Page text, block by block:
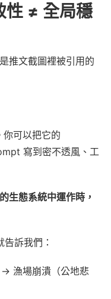
性 ≠ 全局穩
推文截圖裡被引用的
可以把它的
寫到密不透風、工
生態系統中運作時，
訴我們：
漁場崩潰（公地悲